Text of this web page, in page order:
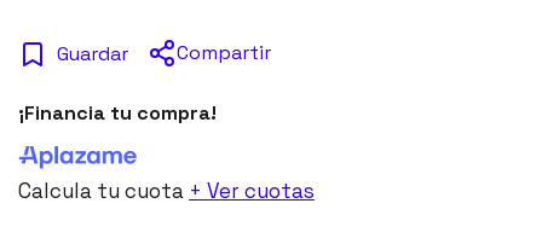
Guardar Compartir
¡Financia tu compra!
Calcula tu cuota + Ver cuotas